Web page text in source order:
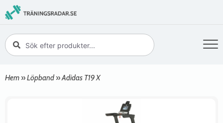
Hem »Löpband »Adidas T19 X